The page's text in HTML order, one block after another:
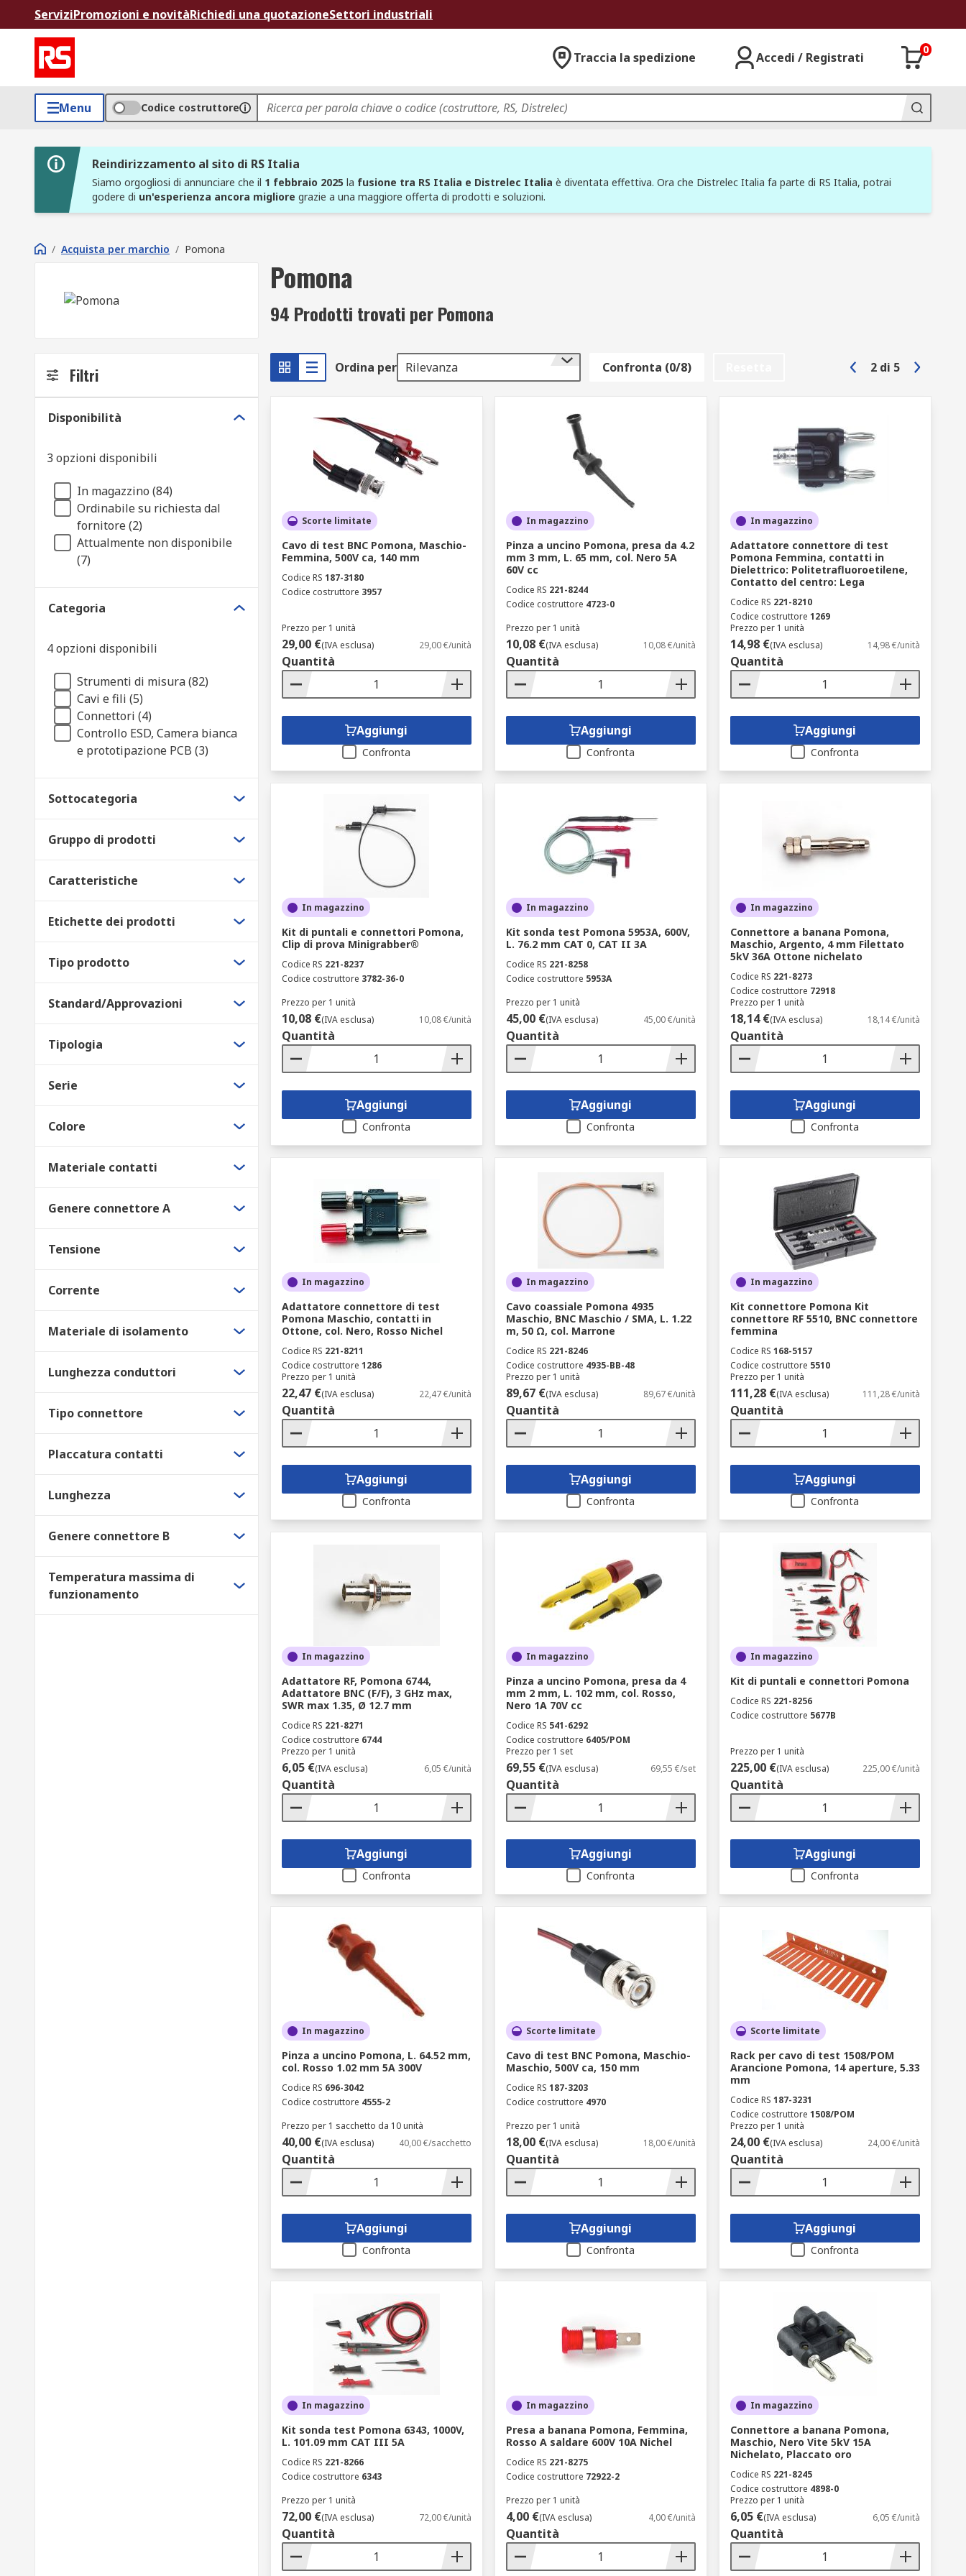
ServiziPromozioni e novitàRichiedi una quotazioneSettori industriali
Traccia la spedizione Accedi / Registrati
0
Menu Codice costruttore
Reindirizzamento al sito di RS Italia
Siamo orgogliosi di annunciare che il 1 febbraio 2025 la fusione tra RS Italia e Distrelec Italia è diventata effettiva. Ora che Distrelec Italia fa parte di RS Italia, potrai
godere di un'esperienza ancora migliore grazie a una maggiore offerta di prodotti e soluzioni.
/ Acquista per marchio / Pomona
Pomona
94 Prodotti trovati per Pomona
Filtri
Disponibilità
3 opzioni disponibili
In magazzino (84)
Ordinabile su richiesta dal
fornitore (2)
Attualmente non disponibile
(7)
Categoria
4 opzioni disponibili
Strumenti di misura (82)
Cavi e fili (5)
Connettori (4)
Controllo ESD, Camera bianca
e prototipazione PCB (3)
Sottocategoria
Gruppo di prodotti
Caratteristiche
Etichette dei prodotti
Tipo prodotto
Standard/Approvazioni
Tipologia
Serie
Colore
Materiale contatti
Genere connettore A
Tensione
Corrente
Materiale di isolamento
Lunghezza conduttori
Tipo connettore
Placcatura contatti
Lunghezza
Genere connettore B
Temperatura massima di
funzionamento
Ordina per Rilevanza Confronta (0/8) 2 di 5
Scorte limitate
Cavo di test BNC Pomona, Maschio-
Femmina, 500V ca, 140 mm
Codice RS 187-3180
Codice costruttore 3957
Prezzo per 1 unità
29,00 €(IVA esclusa) 29,00 €/unità
Quantità
Aggiungi
Confronta
In magazzino
Pinza a uncino Pomona, presa da 4.2
mm 3 mm, L. 65 mm, col. Nero 5A
60V cc
Codice RS 221-8244
Codice costruttore 4723-0
Prezzo per 1 unità
10,08 €(IVA esclusa) 10,08 €/unità
Quantità
Aggiungi
Confronta
In magazzino
Adattatore connettore di test
Pomona Femmina, contatti in
Dielettrico: Politetrafluoroetilene,
Contatto del centro: Lega
Codice RS 221-8210
Codice costruttore 1269
Prezzo per 1 unità
14,98 €(IVA esclusa) 14,98 €/unità
Quantità
Aggiungi
Confronta
In magazzino
Kit di puntali e connettori Pomona,
Clip di prova Minigrabber®
Codice RS 221-8237
Codice costruttore 3782-36-0
Prezzo per 1 unità
10,08 €(IVA esclusa) 10,08 €/unità
Quantità
Aggiungi
Confronta
In magazzino
Kit sonda test Pomona 5953A, 600V,
L. 76.2 mm CAT 0, CAT II 3A
Codice RS 221-8258
Codice costruttore 5953A
Prezzo per 1 unità
45,00 €(IVA esclusa) 45,00 €/unità
Quantità
Aggiungi
Confronta
In magazzino
Connettore a banana Pomona,
Maschio, Argento, 4 mm Filettato
5kV 36A Ottone nichelato
Codice RS 221-8273
Codice costruttore 72918
Prezzo per 1 unità
18,14 €(IVA esclusa) 18,14 €/unità
Quantità
Aggiungi
Confronta
In magazzino
Adattatore connettore di test
Pomona Maschio, contatti in
Ottone, col. Nero, Rosso Nichel
Codice RS 221-8211
Codice costruttore 1286
Prezzo per 1 unità
22,47 €(IVA esclusa) 22,47 €/unità
Quantità
Aggiungi
Confronta
In magazzino
Cavo coassiale Pomona 4935
Maschio, BNC Maschio / SMA, L. 1.22
m, 50 Ω, col. Marrone
Codice RS 221-8246
Codice costruttore 4935-BB-48
Prezzo per 1 unità
89,67 €(IVA esclusa) 89,67 €/unità
Quantità
Aggiungi
Confronta
In magazzino
Kit connettore Pomona Kit
connettore RF 5510, BNC connettore
femmina
Codice RS 168-5157
Codice costruttore 5510
Prezzo per 1 unità
111,28 €(IVA esclusa) 111,28 €/unità
Quantità
Aggiungi
Confronta
In magazzino
Adattatore RF, Pomona 6744,
Adattatore BNC (F/F), 3 GHz max,
SWR max 1.35, Ø 12.7 mm
Codice RS 221-8271
Codice costruttore 6744
Prezzo per 1 unità
6,05 €(IVA esclusa) 6,05 €/unità
Quantità
Aggiungi
Confronta
In magazzino
Pinza a uncino Pomona, presa da 4
mm 2 mm, L. 102 mm, col. Rosso,
Nero 1A 70V cc
Codice RS 541-6292
Codice costruttore 6405/POM
Prezzo per 1 set
69,55 €(IVA esclusa) 69,55 €/set
Quantità
Aggiungi
Confronta
In magazzino
Kit di puntali e connettori Pomona
Codice RS 221-8256
Codice costruttore 5677B
Prezzo per 1 unità
225,00 €(IVA esclusa) 225,00 €/unità
Quantità
Aggiungi
Confronta
In magazzino
Pinza a uncino Pomona, L. 64.52 mm,
col. Rosso 1.02 mm 5A 300V
Codice RS 696-3042
Codice costruttore 4555-2
Prezzo per 1 sacchetto da 10 unità
40,00 €(IVA esclusa) 40,00 €/sacchetto
Quantità
Aggiungi
Confronta
Scorte limitate
Cavo di test BNC Pomona, Maschio-
Maschio, 500V ca, 150 mm
Codice RS 187-3203
Codice costruttore 4970
Prezzo per 1 unità
18,00 €(IVA esclusa) 18,00 €/unità
Quantità
Aggiungi
Confronta
Scorte limitate
Rack per cavo di test 1508/POM
Arancione Pomona, 14 aperture, 5.33
mm
Codice RS 187-3231
Codice costruttore 1508/POM
Prezzo per 1 unità
24,00 €(IVA esclusa) 24,00 €/unità
Quantità
Aggiungi
Confronta
In magazzino
Kit sonda test Pomona 6343, 1000V,
L. 101.09 mm CAT III 5A
Codice RS 221-8266
Codice costruttore 6343
Prezzo per 1 unità
72,00 €(IVA esclusa) 72,00 €/unità
Quantità
In magazzino
Presa a banana Pomona, Femmina,
Rosso A saldare 600V 10A Nichel
Codice RS 221-8275
Codice costruttore 72922-2
Prezzo per 1 unità
4,00 €(IVA esclusa) 4,00 €/unità
Quantità
In magazzino
Connettore a banana Pomona,
Maschio, Nero Vite 5kV 15A
Nichelato, Placcato oro
Codice RS 221-8245
Codice costruttore 4898-0
Prezzo per 1 unità
6,05 €(IVA esclusa) 6,05 €/unità
Quantità